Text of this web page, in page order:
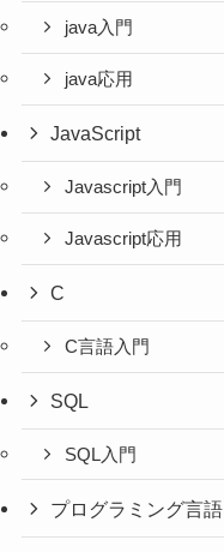
java入門
java応用
JavaScript
Javascript入門
Javascript応用
C
C言語入門
SQL
SQL入門
プログラミング言語